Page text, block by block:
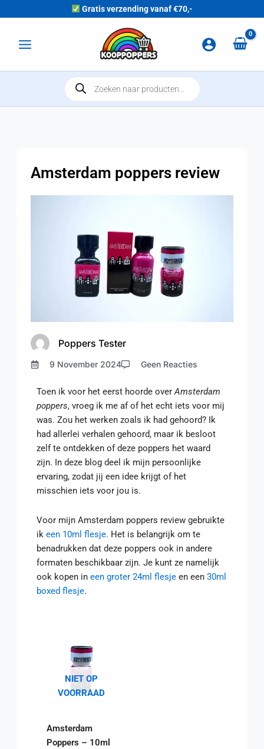
Gratis verzending vanaf €70,-
Producten zoeken
Amsterdam poppers review
Poppers Tester
9 November 2024 Geen Reacties
Toen ik voor het eerst hoorde overAmsterdam
poppers, vroeg ik me af of het echt iets voor mij
was. Zou het werken zoals ik had gehoord? Ik
had allerlei verhalen gehoord, maar ik besloot
zelf te ontdekken of deze poppers het waard
zijn. In deze blog deel ik mijn persoonlijke
ervaring, zodat jij een idee krijgt of het
misschien iets voor jou is.
Voor mijn Amsterdam poppers review gebruikte
ik een 10ml flesje. Het is belangrijk om te
benadrukken dat deze poppers ook in andere
formaten beschikbaar zijn. Je kunt ze namelijk
ook kopen in een groter 24ml flesjeen een 30ml
boxed flesje.
NIET OP
VOORRAAD
Amsterdam
Poppers – 10ml